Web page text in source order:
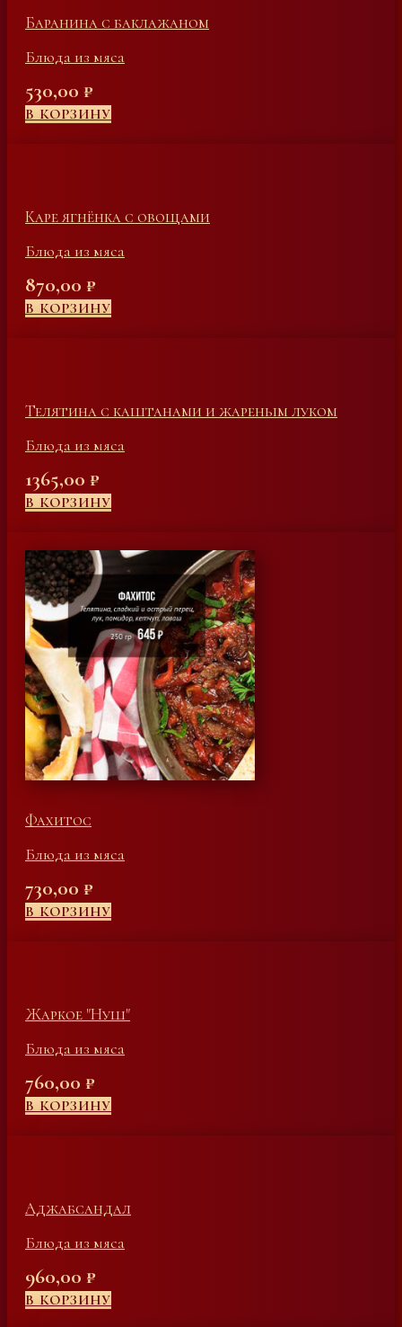
Баранина с баклажаном
Блюда из мяса
530,00 ₽
В КОРЗИНУ
Каре ягнёнка с овощами
Блюда из мяса
870,00 ₽
В КОРЗИНУ
Телятина с каштанами и жареным луком
Блюда из мяса
1365,00 ₽
В КОРЗИНУ
Фахитос
Блюда из мяса
730,00 ₽
В КОРЗИНУ
Жаркое "Нуш"
Блюда из мяса
760,00 ₽
В КОРЗИНУ
Аджабсандал
Блюда из мяса
960,00 ₽
В КОРЗИНУ